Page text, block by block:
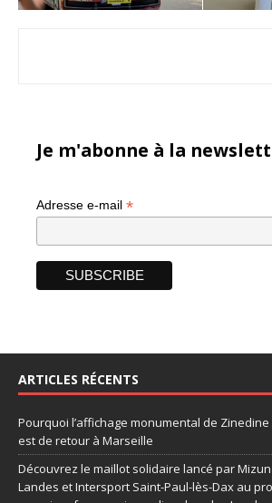
Je m'abonne à la
Adresse e-mail *
ARTICLES RÉCENTS
Pourquoi l’affichage monumental de
est de retour à Marseille
Découvrez le maillot solidaire lancé par
Landes et Intersport Saint-Paul-lès-Dax au